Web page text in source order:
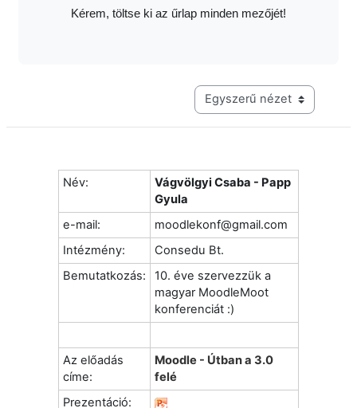
Kérem, töltse ki az űrlap minden mezőjét!
Harmadik szintű navigáció
Név:
Vágvölgyi Csaba - Papp
Gyula
e-mail:
moodlekonf@gmail.com
Intézmény:
Consedu Bt.
Bemutatkozás:
10. éve szervezzük a
magyar MoodleMoot
konferenciát :)
Az előadás
címe:
Moodle - Útban a 3.0
felé
Prezentáció: